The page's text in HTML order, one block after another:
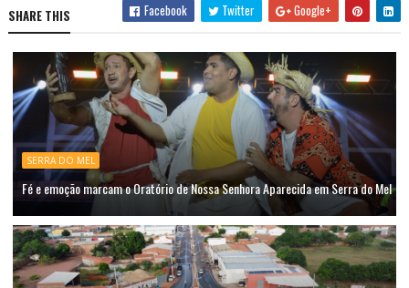
SHARE THIS Facebook Twitter Google+
SERRA DO MEL
Fé e emoção marcam o Oratório de Nossa Senhora Aparecida em Serra do Mel